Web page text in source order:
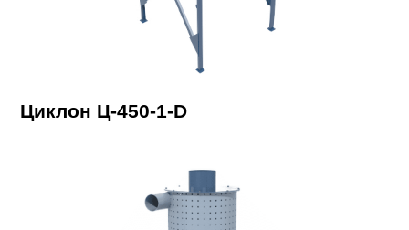
Циклон Ц-450-1-D